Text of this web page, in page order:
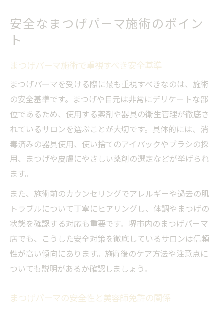
安全なまつげパーマ施術のポイン
ト
まつげパーマ施術で重視すべき安全基準
まつげパーマを受ける際に最も重視すべきなのは、施術
の安全基準です。まつげや目元は非常にデリケートな部
位であるため、使用する薬剤や器具の衛生管理が徹底さ
れているサロンを選ぶことが大切です。具体的には、消
毒済みの器具使用、使い捨てのアイパックやブラシの採
用、まつげや皮膚にやさしい薬剤の選定などが挙げられ
ます。
また、施術前のカウンセリングでアレルギーや過去の肌
トラブルについて丁寧にヒアリングし、体調やまつげの
状態を確認する対応も重要です。堺市内のまつげパーマ
店でも、こうした安全対策を徹底しているサロンは信頼
性が高い傾向にあります。施術後のケア方法や注意点に
ついても説明があるか確認しましょう。
まつげパーマの安全性と美容師免許の関係